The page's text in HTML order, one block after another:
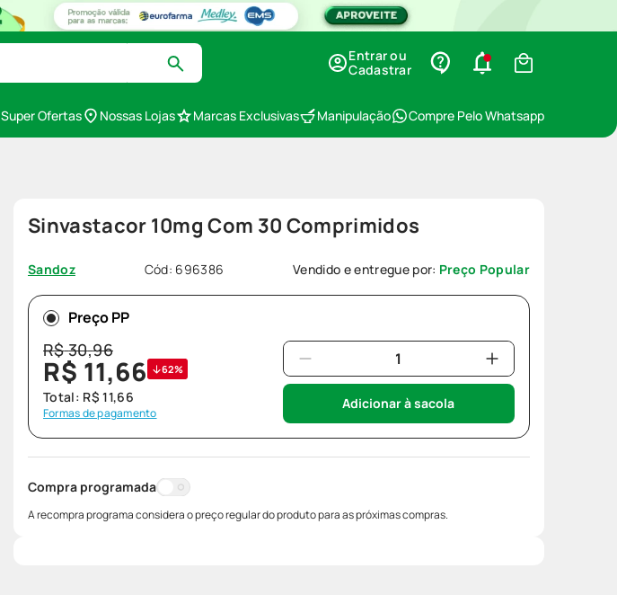
Entrar ou
Cadastrar
Super Ofertas Nossas Lojas Marcas Exclusivas Manipulação Compre Pelo Whatsapp
Sinvastacor 10mg Com 30 Comprimidos
Sandoz Cód: 696386 Vendido e entregue por: Preço Popular
Preço PP
R$30,96
R$ 11,66 62%
Total: R$ 11,66
Formas de pagamento
Adicionar à sacola
Compra programada
A recompra programa considera o preço regular do produto para as próximas compras.